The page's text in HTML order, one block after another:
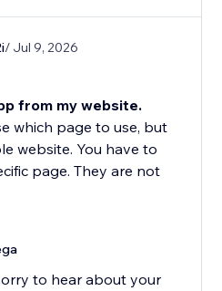
/ Jul 9, 2026
from my website.
which page to use, but
website. You have to
page. They are not
to hear about your